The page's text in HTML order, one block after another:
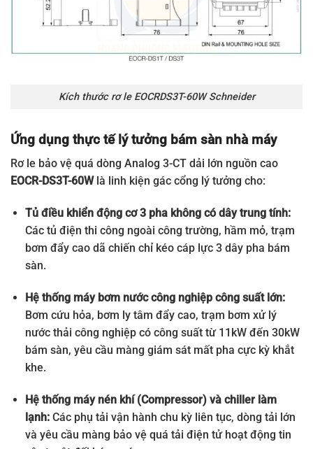
Kích thước rơ le EOCRDS3T-60W Schneider
Ứng dụng thực tế lý tưởng bám sàn nhà máy
Rơ le bảo vệ quá dòng Analog 3-CT dải lớn nguồn cao
EOCR-DS3T-60Wlà linh kiện gác cổng lý tưởng cho:
Tủ điều khiển động cơ 3 pha không có dây trung tính:
Các tủ điện thi công ngoài công trường, hầm mỏ, trạm
bơm đẩy cao dã chiến chỉ kéo cáp lực 3 dây pha bám
sàn.
Hệ thống máy bơm nước công nghiệp công suất lớn:
Bơm cứu hỏa, bơm ly tâm đẩy cao, trạm bơm xử lý
nước thải công nghiệp có công suất từ 11kW đến 30kW
bám sàn, yêu cầu màng giám sát mất pha cực kỳ khắt
khe.
Hệ thống máy nén khí (Compressor) và chiller làm
lạnh:Các phụ tải vận hành chu kỳ liên tục, dòng tải lớn
và yêu cầu màng bảo vệ quá tải điện tử hoạt động tin